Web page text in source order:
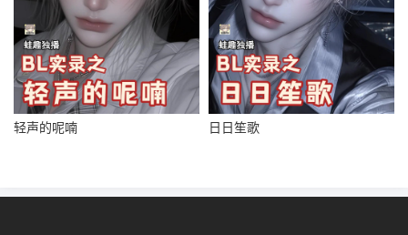
轻声的呢喃 日日笙歌